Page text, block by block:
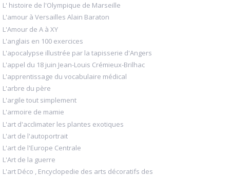
L' histoire de l'Olympique de Marseille
L'amour à Versailles Alain Baraton
L'Amour de A à XY
L'anglais en 100 exercices
L'apocalypse illustrée par la tapisserie d'Angers
L'appel du 18 juin Jean-Louis Crémieux-Brilhac
L'apprentissage du vocabulaire médical
L'arbre du père
L'argile tout simplement
L'armoire de mamie
L'art d'acclimater les plantes exotiques
L'art de l'autoportrait
L'art de l'Europe Centrale
L'Art de la guerre
L'art Déco , Encyclopedie des arts décoratifs des